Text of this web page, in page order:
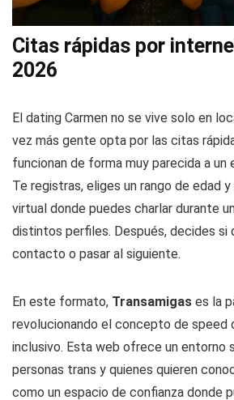
Citas rápidas por
2026
El dating Carmen no se vive solo en
vez más gente opta por las citas
funcionan de forma muy parecida a un
Te registras, eliges un rango de edad
virtual donde puedes charlar durante
distintos perfiles. Después, decides si
contacto o pasar al siguiente.
En este formato, Transamigas es la
revolucionando el concepto de speed
inclusivo. Esta web ofrece un entorno
personas trans y quienes quieren
como un espacio de confianza donde